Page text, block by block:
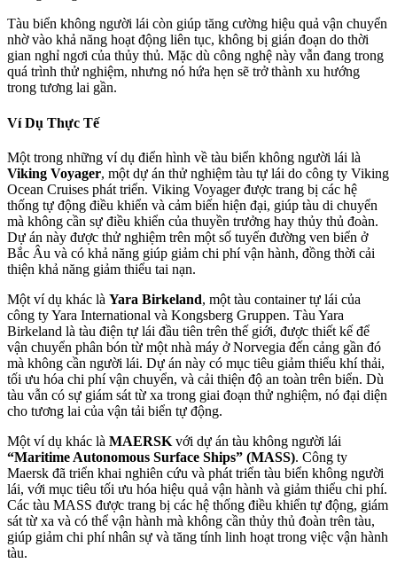
Tàu biển không người lái còn giúp tăng cường hiệu quả vận chuyển
nhờ vào khả năng hoạt động liên tục, không bị gián đoạn do thời
gian nghỉ ngơi của thủy thủ. Mặc dù công nghệ này vẫn đang trong
quá trình thử nghiệm, nhưng nó hứa hẹn sẽ trở thành xu hướng
trong tương lai gần.
Ví Dụ Thực Tế
Một trong những ví dụ điển hình về tàu biển không người lái là
Viking Voyager, một dự án thử nghiệm tàu tự lái do công ty Viking
Ocean Cruises phát triển. Viking Voyager được trang bị các hệ
thống tự động điều khiển và cảm biến hiện đại, giúp tàu di chuyển
mà không cần sự điều khiển của thuyền trưởng hay thủy thủ đoàn.
Dự án này được thử nghiệm trên một số tuyến đường ven biển ở
Bắc Âu và có khả năng giúp giảm chi phí vận hành, đồng thời cải
thiện khả năng giảm thiểu tai nạn.
Một ví dụ khác là Yara Birkeland, một tàu container tự lái của
công ty Yara International và Kongsberg Gruppen. Tàu Yara
Birkeland là tàu điện tự lái đầu tiên trên thế giới, được thiết kế để
vận chuyển phân bón từ một nhà máy ở Norvegia đến cảng gần đó
mà không cần người lái. Dự án này có mục tiêu giảm thiểu khí thải,
tối ưu hóa chi phí vận chuyển, và cải thiện độ an toàn trên biển. Dù
tàu vẫn có sự giám sát từ xa trong giai đoạn thử nghiệm, nó đại diện
cho tương lai của vận tải biển tự động.
Một ví dụ khác là MAERSK với dự án tàu không người lái
“Maritime Autonomous Surface Ships” (MASS). Công ty
Maersk đã triển khai nghiên cứu và phát triển tàu biển không người
lái, với mục tiêu tối ưu hóa hiệu quả vận hành và giảm thiểu chi phí.
Các tàu MASS được trang bị các hệ thống điều khiển tự động, giám
sát từ xa và có thể vận hành mà không cần thủy thủ đoàn trên tàu,
giúp giảm chi phí nhân sự và tăng tính linh hoạt trong việc vận hành
tàu.